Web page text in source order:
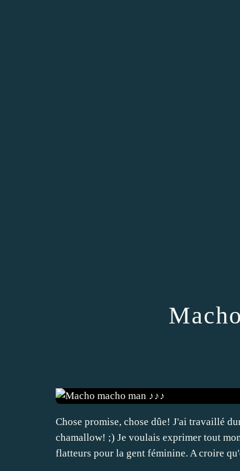
Chose promise, chose dûe! J'ai travaillé
chamallow! ;) Je voulais exprimer tout
flatteurs pour la gent féminine. A croire